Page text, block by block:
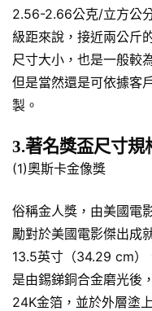
2.56-2.66公克/立方公
級距來說，接近兩公斤
尺寸大小，也是一般較
但是當然還是可依據客
製。
3.著名獎盃尺寸規
(1)奧斯卡金像獎
俗稱金人獎，由美國電
勵對於美國電影傑出成
13.5英寸（34.29 cm）
是由錫銻銅合金磨光後
24K金箔，並於外層塗